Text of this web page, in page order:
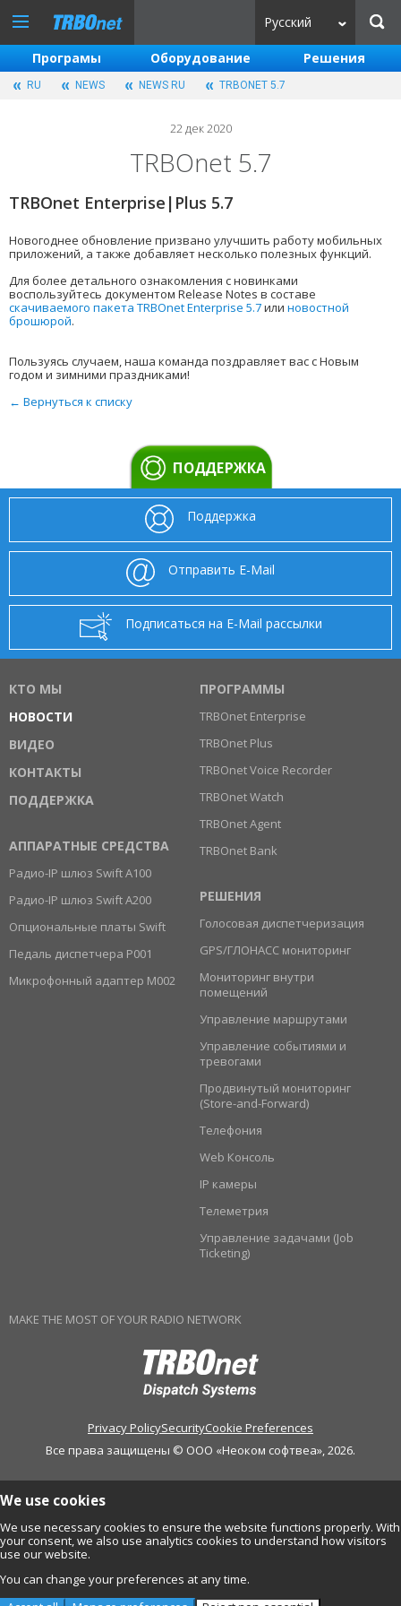
Русский
Програмы Оборудование Решения
RU NEWS NEWS RU TRBONET 5.7
22 дек 2020
TRBOnet 5.7
TRBOnet Enterprise|Plus 5.7
Новогоднее обновление призвано улучшить работу мобильных
приложений, а также добавляет несколько полезных функций.
Для более детального ознакомления с новинками
воспользуйтесь документом Release Notes в составе
скачиваемого пакета TRBOnet Enterprise 5.7или новостной
брошюрой.
Пользуясь случаем, наша команда поздравляет вас с Новым
годом и зимними праздниками!
← Вернуться к списку
ПОДДЕРЖКА
Поддержка
Отправить E-Mail
Подписаться на E-Mail рассылки
КТО МЫ
НОВОСТИ
ВИДЕО
КОНТАКТЫ
ПОДДЕРЖКА
ПРОГРАММЫ
TRBOnet Enterprise
TRBOnet Plus
TRBOnet Voice Recorder
TRBOnet Watch
TRBOnet Agent
TRBOnet Bank
АППАРАТНЫЕ СРЕДСТВА
Радио-IP шлюз Swift A100
Радио-IP шлюз Swift A200
Опциональные платы Swift
Педаль диспетчера Р001
Микрофонный адаптер M002
РЕШЕНИЯ
Голосовая диспетчеризация
GPS/ГЛОНАСС мониторинг
Мониторинг внутри
помещений
Управление маршрутами
Управление событиями и
тревогами
Продвинутый мониторинг
(Store-and-Forward)
Телефония
Web Консоль
IP камеры
Телеметрия
Управление задачами (Job
Ticketing)
MAKE THE MOST OF YOUR RADIO NETWORK
Privacy PolicySecurityCookie Preferences
Все права защищены © ООО «Неоком софтвеа», 2026.
We use cookies
We use necessary cookies to ensure the website functions properly. With
your consent, we also use analytics cookies to understand how visitors
use our website.
You can change your preferences at any time.